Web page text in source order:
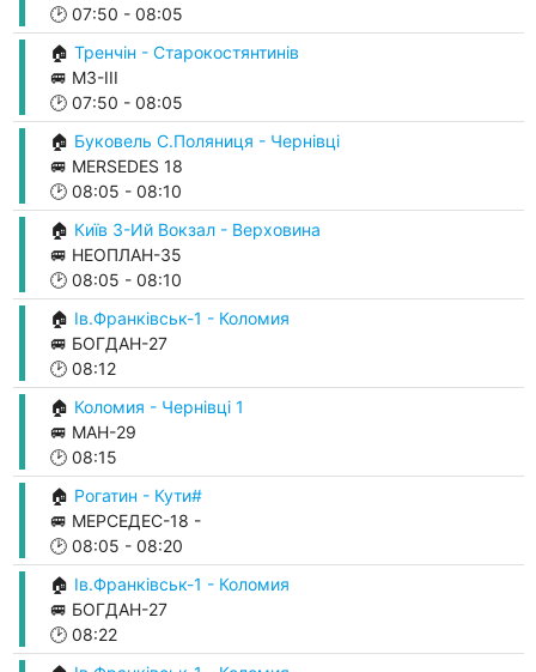
🕑 07:50 - 08:05
🏠 Тренчін - Старокостянтинів
🚐 М3-ІІІ
🕑 07:50 - 08:05
🏠 Буковель С.Поляниця - Чернівці
🚐 MERSEDES 18
🕑 08:05 - 08:10
🏠 Київ З-Ий Вокзал - Верховина
🚐 НЕОПЛАН-35
🕑 08:05 - 08:10
🏠 Ів.Франківськ-1 - Коломия
🚐 БОГДАН-27
🕑 08:12
🏠 Коломия - Чернівці 1
🚐 МАН-29
🕑 08:15
🏠 Рогатин - Кути#
🚐 МЕРСЕДЕС-18 -
🕑 08:05 - 08:20
🏠 Ів.Франківськ-1 - Коломия
🚐 БОГДАН-27
🕑 08:22